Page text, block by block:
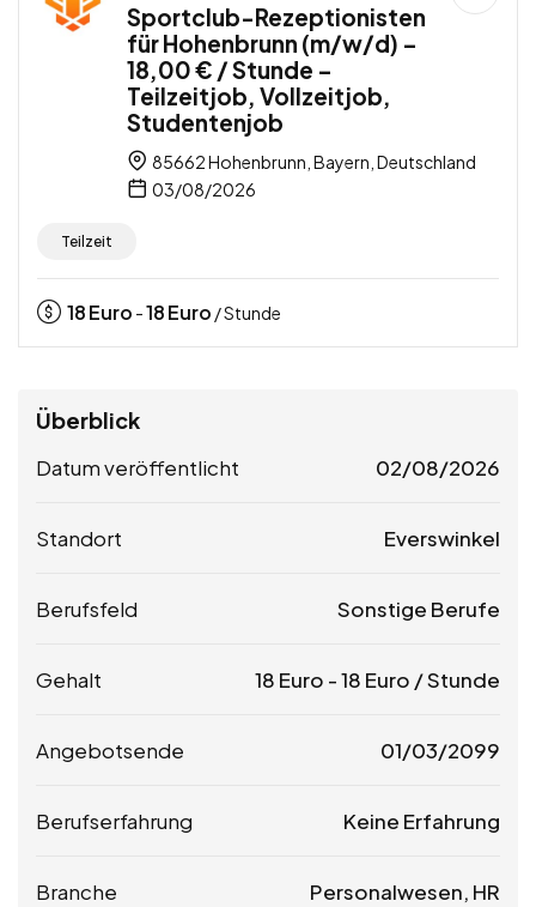
Sportclub-Rezeptionisten
für Hohenbrunn (m/w/d) –
18,00 € / Stunde –
Teilzeitjob, Vollzeitjob,
Studentenjob
85662 Hohenbrunn, Bayern, Deutschland
03/08/2026
Teilzeit
18Euro -18Euro / Stunde
Überblick
Datum veröffentlicht 02/08/2026
Standort Everswinkel
Berufsfeld Sonstige Berufe
Gehalt 18 Euro -18 Euro / Stunde
Angebotsende 01/03/2099
Berufserfahrung Keine Erfahrung
Branche Personalwesen, HR